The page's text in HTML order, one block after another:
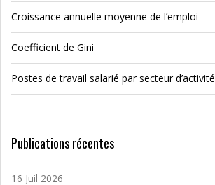
Croissance annuelle moyenne de l’emploi
Coefficient de Gini
Postes de travail salarié par secteur d’activité
Publications récentes
16 Juil 2026